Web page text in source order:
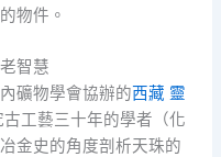
物件。
智慧
礦物學會協辦的西藏 靈
工藝三十年的學者（化
金史的角度剖析天珠的